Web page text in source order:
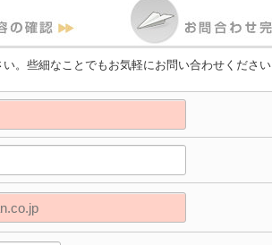
。些細なことでもお気軽にお問い合わせください